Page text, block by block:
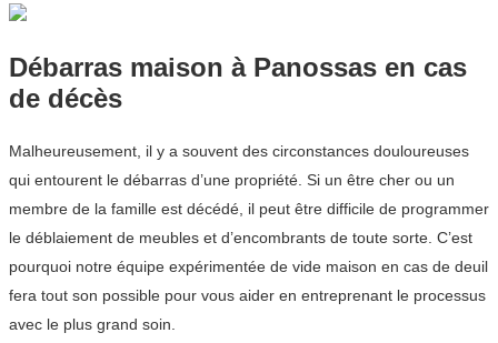
Débarras maison à Panossas en cas
de décès
Malheureusement, il y a souvent des circonstances douloureuses
qui entourent le débarras d’une propriété. Si un être cher ou un
membre de la famille est décédé, il peut être difficile de programmer
le déblaiement de meubles et d’encombrants de toute sorte. C’est
pourquoi notre équipe expérimentée de vide maison en cas de deuil
fera tout son possible pour vous aider en entreprenant le processus
avec le plus grand soin.